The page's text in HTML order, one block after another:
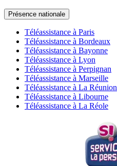
Présence nationale
Téléassistance à Paris
Téléassistance à Bordeaux
Téléassistance à Bayonne
Téléassistance à Lyon
Téléassistance à Perpignan
Téléassistance à Marseille
Téléassistance à La Réunion
Téléassistance à Libourne
Téléassistance à La Réole